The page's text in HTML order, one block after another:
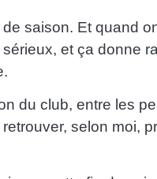
saison. Et quand
et ça donne
du club, entre les
selon moi,